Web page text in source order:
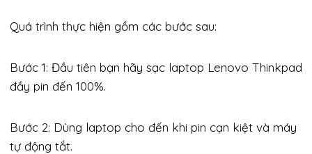
Quá trình thực hiện gồm các bước sau:
Bước 1: Đầu tiên bạn hãy sạc laptop Lenovo Thinkpad
đầy pin đến 100%.
Bước 2: Dùng laptop cho đến khi pin cạn kiệt và máy
tự động tắt.